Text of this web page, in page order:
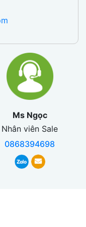
Ms Ngọc
Nhân viên Sale
0868394698